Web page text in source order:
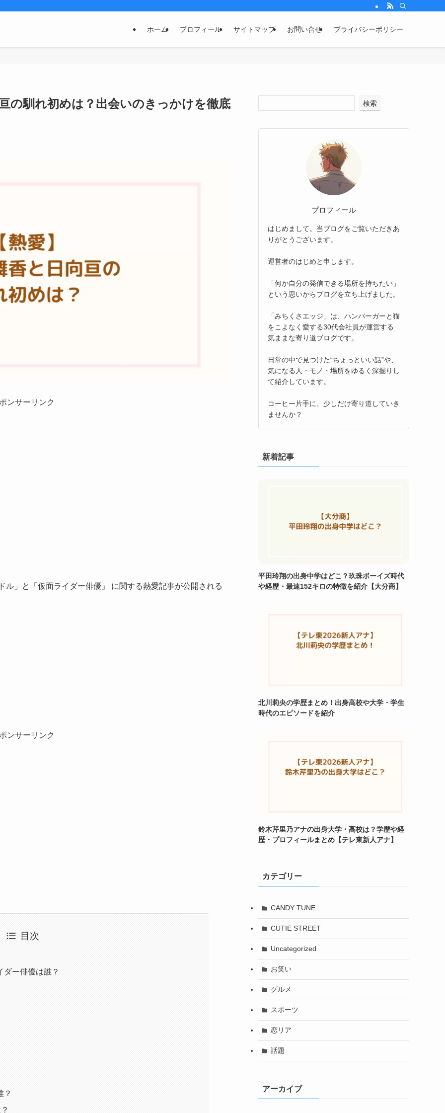
ホーム プロフィール サイトマップ お問い合せ プライバシーポリシー
の馴れ初めは？出会いのきっかけを徹底
ンサーリンク
」と「仮面ライダー俳優」 に関する熱愛記事が公開される
ンサーリンク
目次
ダー俳優は誰？
？
検索
プロフィール
はじめまして。当ブログをご覧いただきあ
りがとうございます。
運営者のはじめと申します。
「何か自分の発信できる場所を持ちたい」
という思いからブログを立ち上げました。
「みちくさエッジ」は、ハンバーガーと猫
をこよなく愛する30代会社員が運営する
気ままな寄り道ブログです。
日常の中で見つけた“ちょっといい話”や、
気になる人・モノ・場所をゆるく深掘りし
て紹介しています。
コーヒー片手に、少しだけ寄り道していき
ませんか？
新着記事
平田玲翔の出身中学はどこ？玖珠ボーイズ時代
や経歴・最速152キロの特徴を紹介【大分商】
北川莉央の学歴まとめ！出身高校や大学・学生
時代のエピソードを紹介
鈴木芹里乃アナの出身大学・高校は？学歴や経
歴・プロフィールまとめ【テレ東新人アナ】
カテゴリー
CANDY TUNE
CUTIE STREET
Uncategorized
お笑い
グルメ
スポーツ
恋リア
話題
アーカイブ